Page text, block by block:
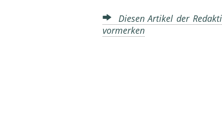
Diesen Artikel der
vormerken